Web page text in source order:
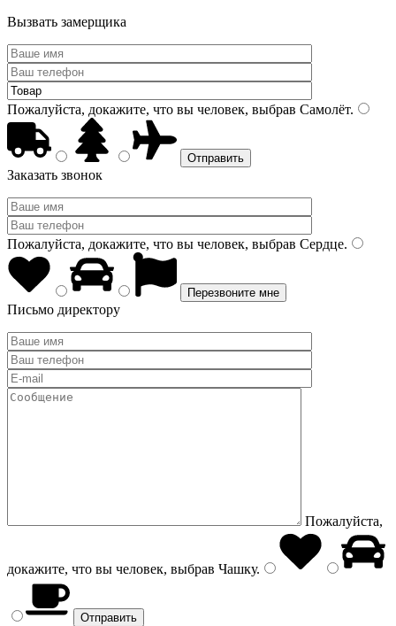
Вызвать замерщика
Пожалуйста, докажите, что вы человек, выбрав Самолёт.
Заказать звонок
Пожалуйста, докажите, что вы человек, выбрав Сердце.
Письмо директору
Пожалуйста,
докажите, что вы человек, выбрав Чашку.